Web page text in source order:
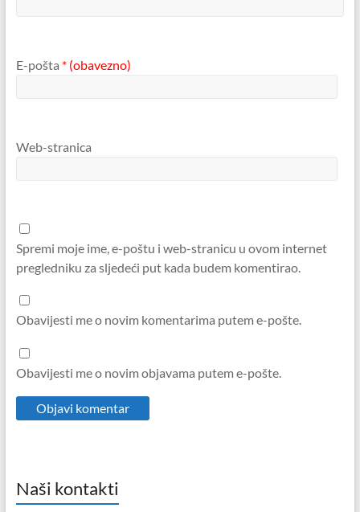
E-pošta * (obavezno)
Web-stranica
Spremi moje ime, e-poštu i web-stranicu u ovom internet
pregledniku za sljedeći put kada budem komentirao.
Obavijesti me o novim komentarima putem e-pošte.
Obavijesti me o novim objavama putem e-pošte.
Naši kontakti